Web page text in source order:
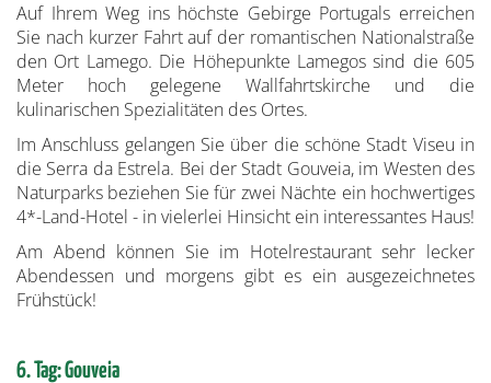
Auf Ihrem Weg ins höchste Gebirge Portugals erreichen
Sie nach kurzer Fahrt auf der romantischen Nationalstraße
den Ort Lamego. Die Höhepunkte Lamegos sind die 605
Meter hoch gelegene Wallfahrtskirche und die
kulinarischen Spezialitäten des Ortes.
Im Anschluss gelangen Sie über die schöne Stadt Viseu in
die Serra da Estrela. Bei der Stadt Gouveia, im Westen des
Naturparks beziehen Sie für zwei Nächte ein hochwertiges
4*-Land-Hotel - in vielerlei Hinsicht ein interessantes Haus!
Am Abend können Sie im Hotelrestaurant sehr lecker
Abendessen und morgens gibt es ein ausgezeichnetes
Frühstück!
6. Tag: Gouveia